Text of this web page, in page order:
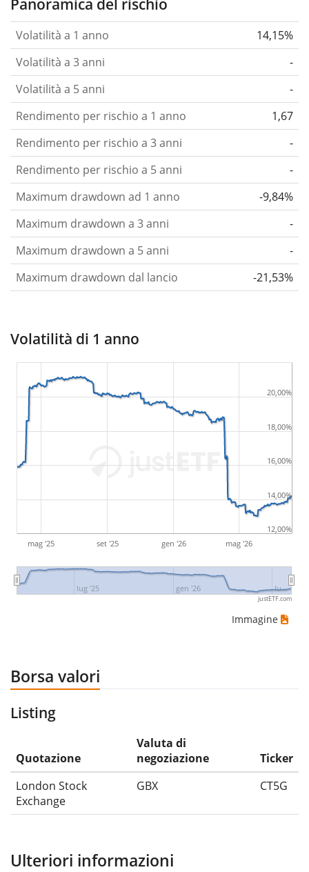
Panoramica del rischio
Volatilità a 1 anno
14,15%
Volatilità a 3 anni
-
Volatilità a 5 anni
-
Rendimento per rischio a 1 anno
1,67
Rendimento per rischio a 3 anni
-
Rendimento per rischio a 5 anni
-
Maximum drawdown ad 1 anno
-9,84%
Maximum drawdown a 3 anni
-
Maximum drawdown a 5 anni
-
Maximum drawdown dal lancio
-21,53%
Volatilità di 1 anno
mag '25 set '25 gen '26 mag '26
lug '25 gen '26 lu…
12,00%
14,00%
16,00%
18,00%
20,00%
justETF.com
Immagine
Borsa valori
Listing
Quotazione
Valuta di
negoziazione
Ticker
London Stock
Exchange
GBX CT5G
Ulteriori informazioni